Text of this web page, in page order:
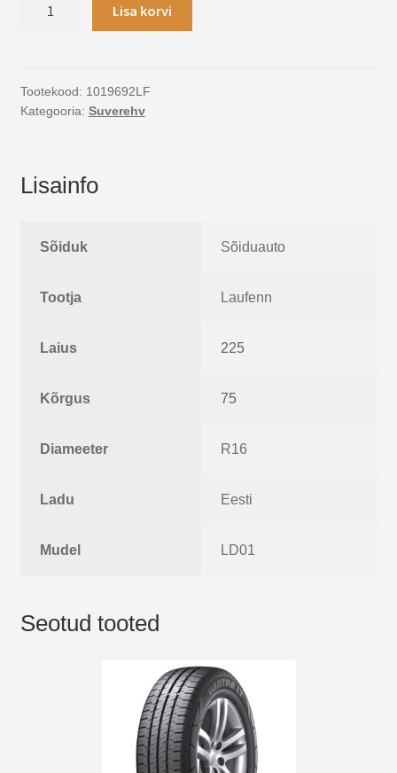
104T
kogus
Lisa korvi
Tootekood: 1019692LF
Kategooria: Suverehv
Lisainfo
Sõiduk Sõiduauto
Tootja Laufenn
Laius 225
Kõrgus 75
Diameeter R16
Ladu Eesti
Mudel LD01
Seotud tooted